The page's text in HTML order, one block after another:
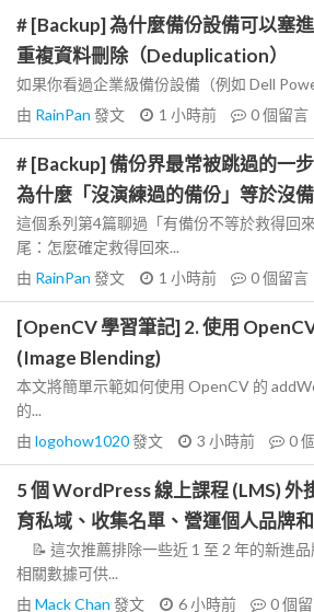
# [Backup] 為什麼備份設備可以塞
重複資料刪除（Deduplication）
如果你看過企業級備份設備（例如 Dell
由 RainPan 發文 1 小時前 0個留言
# [Backup] 備份界最常被跳過的一
為什麼「沒演練過的備份」等於沒
這個系列第4篇聊過「有備份不等於救得回
尾：怎麼確定救得回來...
由 RainPan 發文 1 小時前 0個留言
[OpenCV 學習筆記] 2. 使用
(Image Blending)
本文將簡單示範如何使用 OpenCV 的
的...
由 logohow1020發文 3 小時前 0
5 個 WordPress 線上課程 (LMS) 外
育私域、收集名單、營運個人品牌
📝 這次推薦排除一些近 1 至 2 年的新進
相關數據可供...
由 Mack Chan 發文 6 小時前 0個